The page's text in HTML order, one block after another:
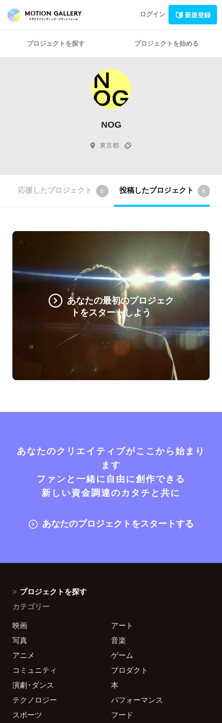
ログイン 新規登録
プロジェクトを探す プロジェクトを始める
NOG
東京都
応援したプロジェクト 5 投稿したプロジェクト 0
あなたの最初のプロジェク
トをスタートしよう
あなたのクリエイティブがここから始まり
ます
ファンと一緒に自由に創作できる
新しい資金調達のカタチと共に
あなたのプロジェクトをスタートする
プロジェクトを探す
カテゴリー
映画
アート
写真
音楽
アニメ
ゲーム
コミュニティ
プロダクト
演劇・ダンス
本
テクノロジー
パフォーマンス
スポーツ
フード